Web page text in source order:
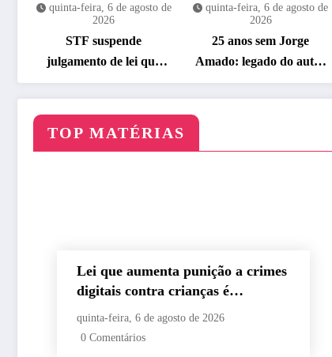
quinta-feira, 6 de agosto de
2026
STF suspende
julgamento de lei que
proíbe jogos de azar
quinta-feira, 6 de agosto de
2026
25 anos sem Jorge
Amado: legado do autor
ganha celebração na
Flipelô
TOP MATÉRIAS
Lei que aumenta punição a crimes
digitais contra crianças é
sancionada
quinta-feira, 6 de agosto de 2026
0 Comentários